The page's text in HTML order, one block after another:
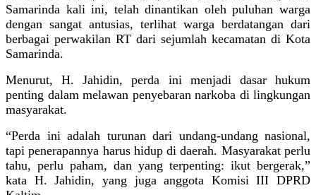
Samarinda kali ini, telah dinantikan oleh puluhan warga
dengan sangat antusias, terlihat warga berdatangan dari
berbagai perwakilan RT dari sejumlah kecamatan di Kota
Samarinda.
Menurut, H. Jahidin, perda ini menjadi dasar hukum
penting dalam melawan penyebaran narkoba di lingkungan
masyarakat.
“Perda ini adalah turunan dari undang-undang nasional,
tapi penerapannya harus hidup di daerah. Masyarakat perlu
tahu, perlu paham, dan yang terpenting: ikut bergerak,”
kata H. Jahidin, yang juga anggota Komisi III DPRD